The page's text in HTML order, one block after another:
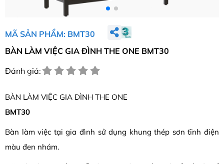
MÃ SẢN PHẨM: BMT30
BÀN LÀM VIỆC GIA ĐÌNH THE ONE BMT30
Đánh giá:
BÀN LÀM VIỆC GIA ĐÌNH THE ONE
BMT30
Bàn làm việc tại gia đình sử dụng khung thép sơn tĩnh điện
màu đen nhám.